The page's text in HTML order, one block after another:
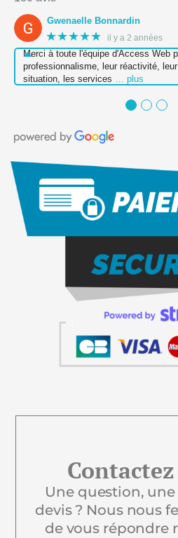
Gwenaelle Bonnardin
★★★★★ il y a 2 années
Merci à toute l'équipe d'Access Web
professionnalisme, leur réactivité,
situation, les services
… plus
● ● ●
Une question,
devis ? Nous nous
de vous répondre